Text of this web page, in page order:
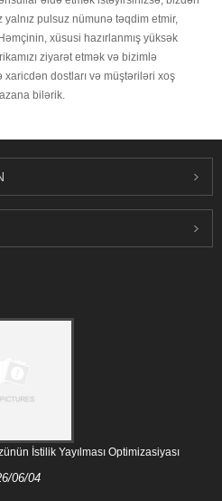
pulsuz nümunə təqdim etmir,
xüsusi hazırlanmış yüksək
ziyarət etmək və bizimlə
dostları və müştəriləri xoş
bilərik.
İstilik Yayılması Optimizasiyası
06/04